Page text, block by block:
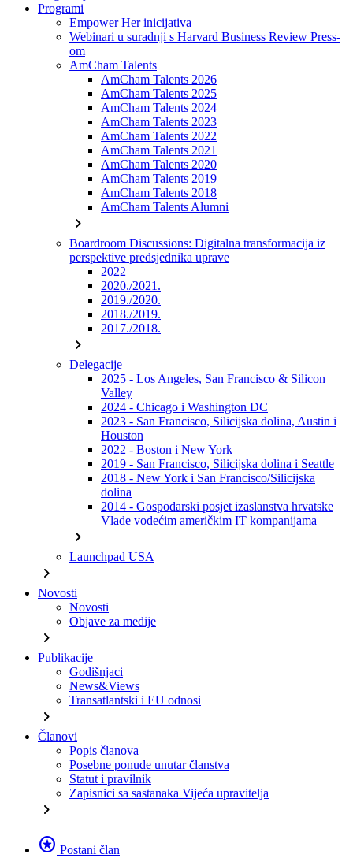
Programi
Empower Her inicijativa
Webinari u suradnji s Harvard Business Review Press-
om
AmCham Talents
AmCham Talents 2026
AmCham Talents 2025
AmCham Talents 2024
AmCham Talents 2023
AmCham Talents 2022
AmCham Talents 2021
AmCham Talents 2020
AmCham Talents 2019
AmCham Talents 2018
AmCham Talents Alumni
chevron_right
Boardroom Discussions: Digitalna transformacija iz
perspektive predsjednika uprave
2022
2020./2021.
2019./2020.
2018./2019.
2017./2018.
chevron_right
Delegacije
2025 - Los Angeles, San Francisco & Silicon
Valley
2024 - Chicago i Washington DC
2023 - San Francisco, Silicijska dolina, Austin i
Houston
2022 - Boston i New York
2019 - San Francisco, Silicijska dolina i Seattle
2018 - New York i San Francisco/Silicijska
dolina
2014 - Gospodarski posjet izaslanstva hrvatske
Vlade vodećim američkim IT kompanijama
chevron_right
Launchpad USA
chevron_right
Novosti
Novosti
Objave za medije
chevron_right
Publikacije
Godišnjaci
News&Views
Transatlantski i EU odnosi
chevron_right
Članovi
Popis članova
Posebne ponude unutar članstva
Statut i pravilnik
Zapisnici sa sastanaka Vijeća upravitelja
chevron_right
stars Postani član